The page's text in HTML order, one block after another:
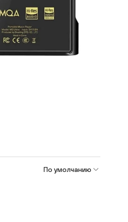
По умолчанию